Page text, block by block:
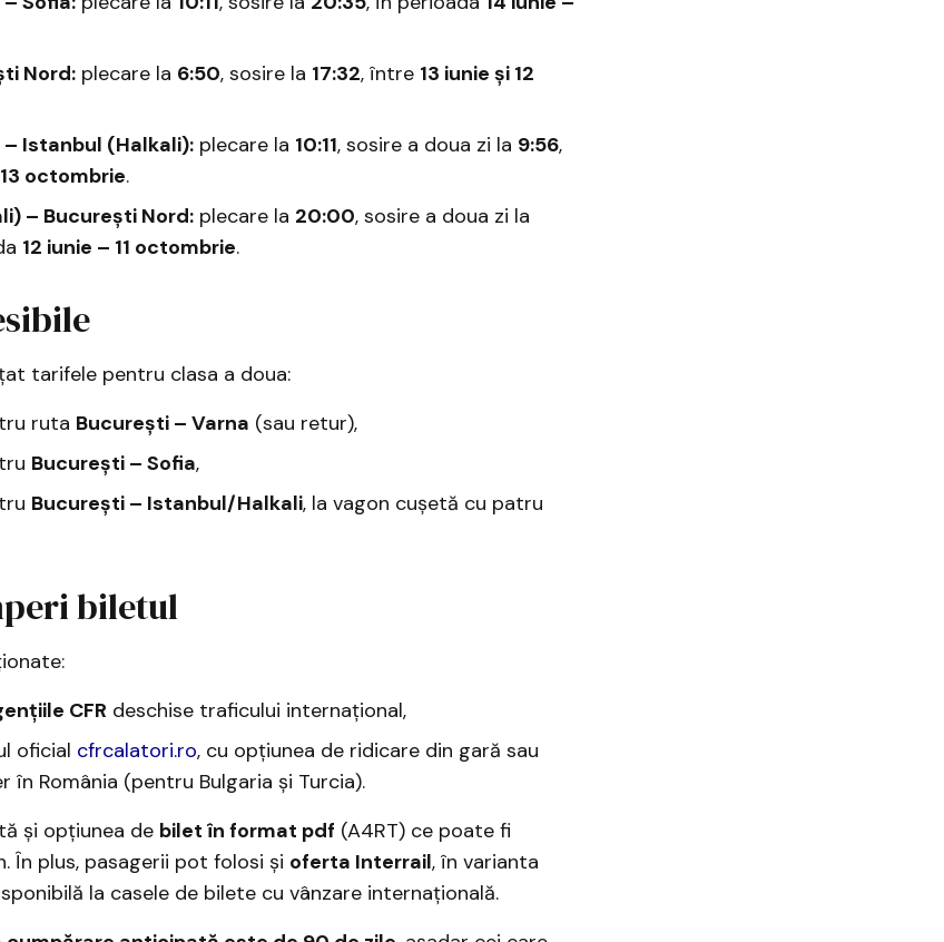
Nord:plecare la 6:50, sosire la 17:32, între 13 iunie și 12
Istanbul (Halkali):plecare la 10:11, sosire a doua zi la 9:56,
octombrie.
– București Nord:plecare la 20:00, sosire a doua zi la
12 iunie – 11 octombrie.
tarifele pentru clasa a doua:
ruta București – Varna (sau retur),
București – Sofia,
București – Istanbul/Halkali, la vagon cușetă cu patru
biletul
CFR deschise traficului internațional,
oficial cfrcalatori.ro, cu opțiunea de ridicare din gară sau
în România (pentru Bulgaria și Turcia).
și opțiunea de bilet în format pdf (A4RT) ce poate fi
În plus, pasagerii pot folosi și oferta Interrail, în varianta
la casele de bilete cu vânzare internațională.